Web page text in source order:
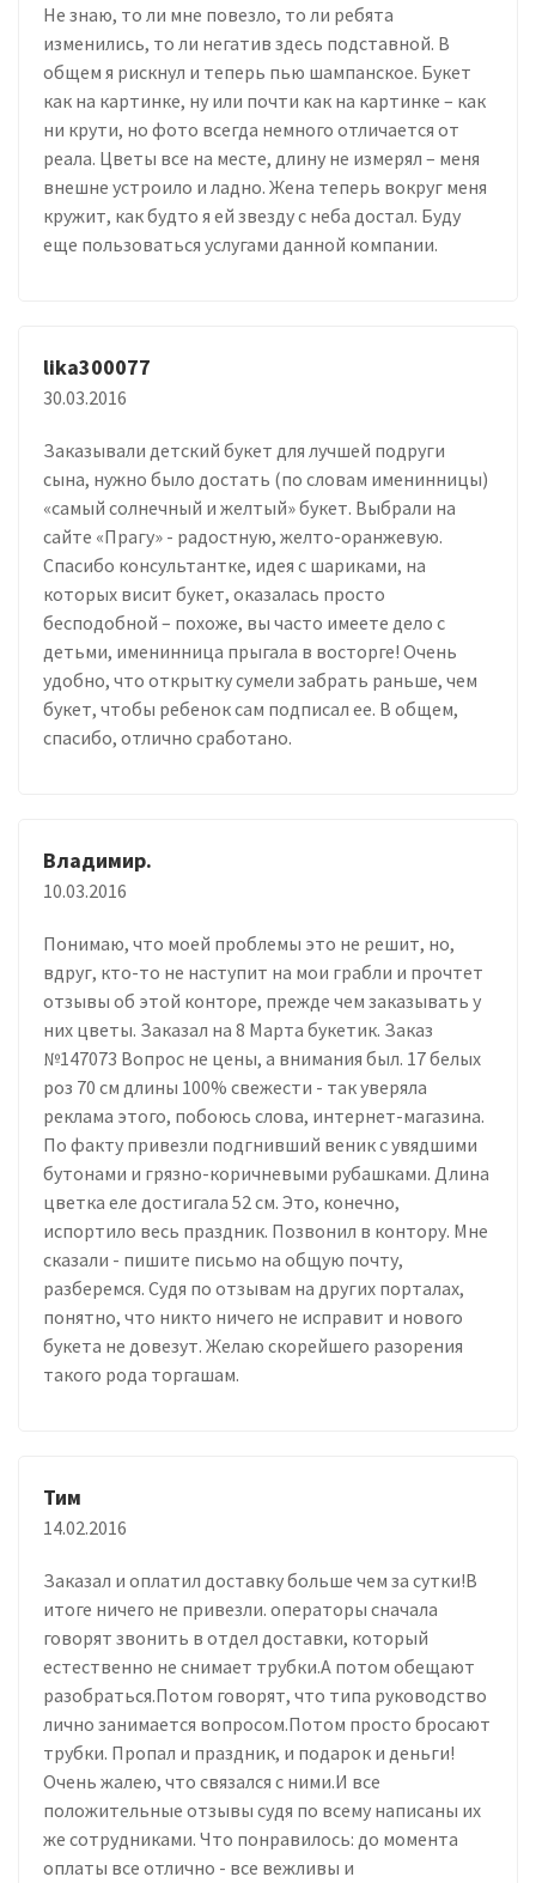
Не знаю, то ли мне повезло, то ли ребята
изменились, то ли негатив здесь подставной. В
общем я рискнул и теперь пью шампанское. Букет
как на картинке, ну или почти как на картинке – как
ни крути, но фото всегда немного отличается от
реала. Цветы все на месте, длину не измерял – меня
внешне устроило и ладно. Жена теперь вокруг меня
кружит, как будто я ей звезду с неба достал. Буду
еще пользоваться услугами данной компании.
lika300077
30.03.2016
Заказывали детский букет для лучшей подруги
сына, нужно было достать (по словам именинницы)
«самый солнечный и желтый» букет. Выбрали на
сайте «Прагу» - радостную, желто-оранжевую.
Спасибо консультантке, идея с шариками, на
которых висит букет, оказалась просто
бесподобной – похоже, вы часто имеете дело с
детьми, именинница прыгала в восторге! Очень
удобно, что открытку сумели забрать раньше, чем
букет, чтобы ребенок сам подписал ее. В общем,
спасибо, отлично сработано.
Владимир.
10.03.2016
Понимаю, что моей проблемы это не решит, но,
вдруг, кто-то не наступит на мои грабли и прочтет
отзывы об этой конторе, прежде чем заказывать у
них цветы. Заказал на 8 Марта букетик. Заказ
№147073 Вопрос не цены, а внимания был. 17 белых
роз 70 см длины 100% свежести - так уверяла
реклама этого, побоюсь слова, интернет-магазина.
По факту привезли подгнивший веник с увядшими
бутонами и грязно-коричневыми рубашками. Длина
цветка еле достигала 52 см. Это, конечно,
испортило весь праздник. Позвонил в контору. Мне
сказали - пишите письмо на общую почту,
разберемся. Судя по отзывам на других порталах,
понятно, что никто ничего не исправит и нового
букета не довезут. Желаю скорейшего разорения
такого рода торгашам.
Тим
14.02.2016
Заказал и оплатил доставку больше чем за сутки!В
итоге ничего не привезли. операторы сначала
говорят звонить в отдел доставки, который
естественно не снимает трубки.А потом обещают
разобраться.Потом говорят, что типа руководство
лично занимается вопросом.Потом просто бросают
трубки. Пропал и праздник, и подарок и деньги!
Очень жалею, что связался с ними.И все
положительные отзывы судя по всему написаны их
же сотрудниками. Что понравилось: до момента
оплаты все отлично - все вежливы и